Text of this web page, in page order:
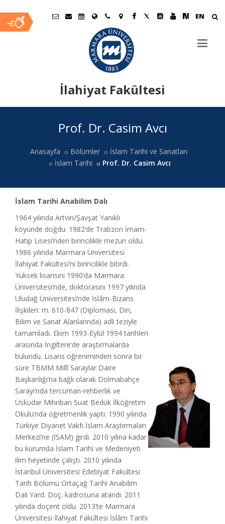
EN
İlahiyat Fakültesi
Prof. Dr. Casim Avcı
Anasayfa Bölümler
İslam Tarihi ve Sanatları
İslam Tarihi
Prof. Dr. Casim Avcı
İslam Tarihi Anabilim Dalı
1964 yılında Artvin/Şavşat Yanıklı
köyünde doğdu. 1982’de Trabzon İmam-
Hatip Lisesi’nden birincilikle mezun oldu.
1986 yılında Marmara Üniversitesi
İlahiyat Fakültesi’ni birincilikle bitirdi.
Yüksek lisansını 1990’da Marmara
Üniversitesi’nde, doktorasını 1997 yılında
Uludağ Üniversitesi’nde İslâm-Bizans
İlişkileri: m. 610-847 (Diploması, Din,
Bilim ve Sanat Alanlarında) adlı teziyle
tamamladı. Ekim 1993-Eylül 1994 tarihleri
arasında İngiltere’de araştırmalarda
bulundu. Lisans öğreniminden sonra bir
süre TBMM Millî Saraylar Daire
Başkanlığı’na bağlı olarak Dolmabahçe
Sarayı’nda tercüman-rehberlik ve
Üsküdar Mihriban Suat Bedük İlköğretim
Okulu’nda öğretmenlik yaptı. 1990 yılında
Türkiye Diyanet Vakfı İslam Araştırmaları
Merkezi’ne (İSAM) girdi. 2010 yılına kadar
bu kurumda İslam Tarihi ve Medeniyeti
ilim heyetinde çalıştı. 2010 yılında
İstanbul Üniversitesi Edebiyat Fakültesi
Tarih Bölümü Ortaçağ Tarihi Anabilim
Dalı Yard. Doç. kadrosuna atandı. 2011
yılında doçent oldu. 2013’te Marmara
Üniversitesi İlahiyat Fakültesi İslâm Tarihi